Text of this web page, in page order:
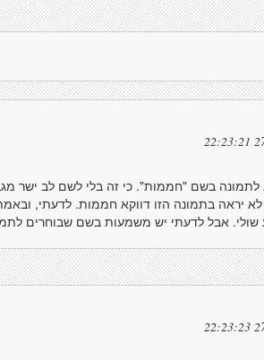
בשם "חממות". כי זה בלי לשם לב ישר
לא יראה בתמונה הזו דווקא חממות. לדעתי,
שולי. אבל לדעתי יש משמעות בשם שבוחרים